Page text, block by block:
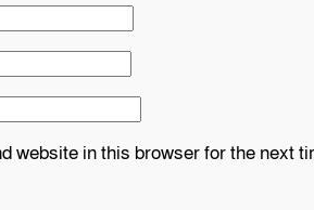
website in this browser for the next